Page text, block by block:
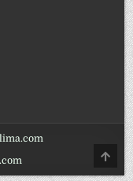
TOP